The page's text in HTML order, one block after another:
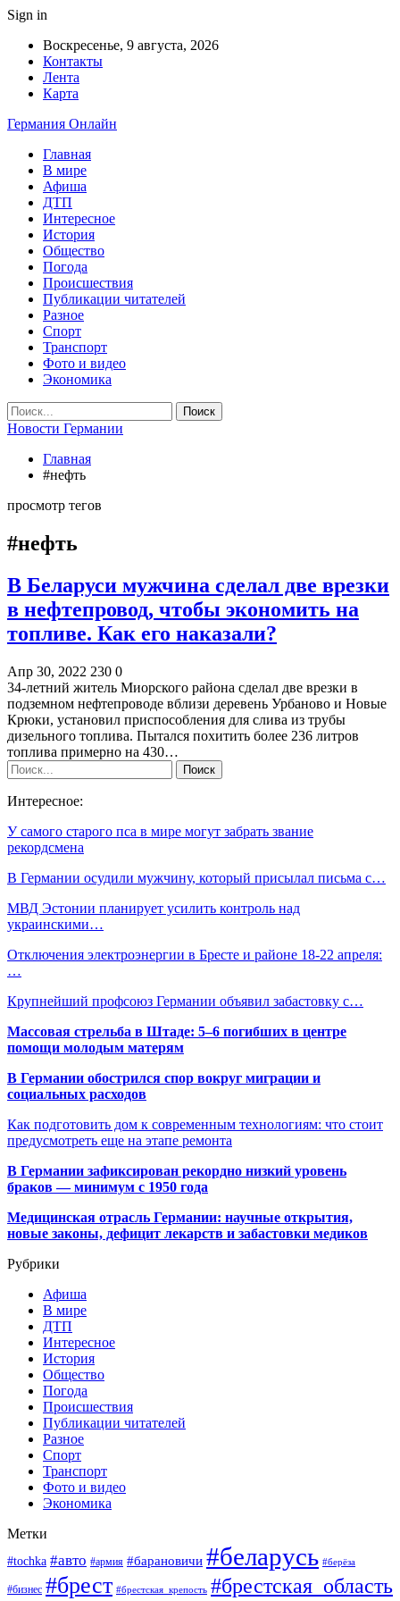
Sign in
Воскресенье, 9 августа, 2026
Контакты
Лента
Карта
Германия Онлайн
Главная
В мире
Афиша
ДТП
Интересное
История
Общество
Погода
Происшествия
Публикации читателей
Разное
Спорт
Транспорт
Фото и видео
Экономика
Новости Германии
Главная
#нефть
просмотр тегов
#нефть
В Беларуси мужчина сделал две врезки
в нефтепровод, чтобы экономить на
топливе. Как его наказали?
Апр 30, 2022 230 0
34-летний житель Миорского района сделал две врезки в
подземном нефтепроводе вблизи деревень Урбаново и Новые
Крюки, установил приспособления для слива из трубы
дизельного топлива. Пытался похитить более 236 литров
топлива примерно на 430…
Интересное:
У самого старого пса в мире могут забрать звание
рекордсмена
В Германии осудили мужчину, который присылал письма с…
МВД Эстонии планирует усилить контроль над
украинскими…
Отключения электроэнергии в Бресте и районе 18-22 апреля:
…
Крупнейший профсоюз Германии объявил забастовку с…
Массовая стрельба в Штаде: 5–6 погибших в центре
помощи молодым матерям
В Германии обострился спор вокруг миграции и
социальных расходов
Как подготовить дом к современным технологиям: что стоит
предусмотреть еще на этапе ремонта
В Германии зафиксирован рекордно низкий уровень
браков — минимум с 1950 года
Медицинская отрасль Германии: научные открытия,
новые законы, дефицит лекарств и забастовки медиков
Рубрики
Афиша
В мире
ДТП
Интересное
История
Общество
Погода
Происшествия
Публикации читателей
Разное
Спорт
Транспорт
Фото и видео
Экономика
Метки
#tochka #авто #армия #барановичи #беларусь #берёза
#бизнес #брест #брестская_крепость #брестская_область